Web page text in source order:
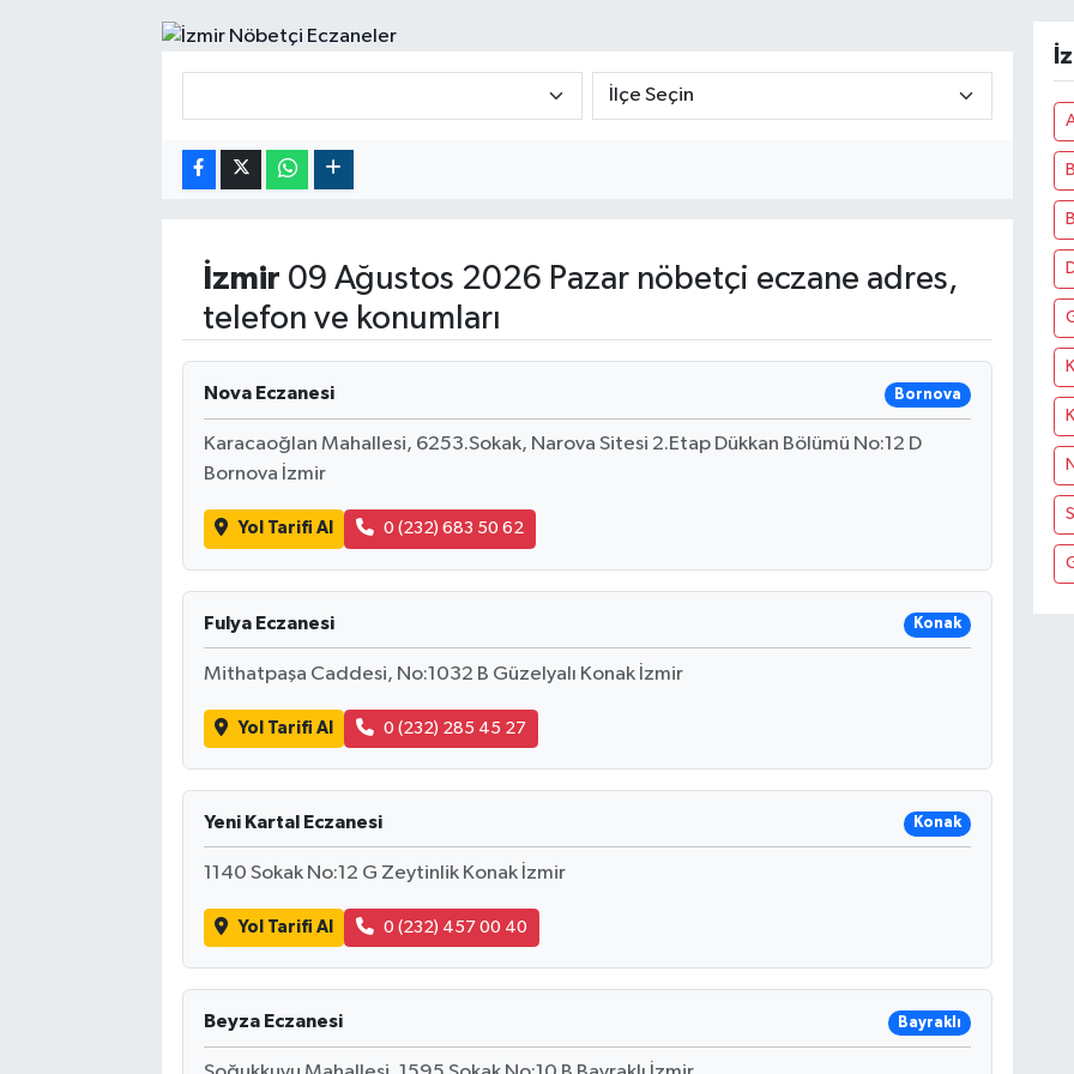
İzmir 09 Ağustos 2026 Pazar nöbetçi eczane adres,
telefon ve konumları
Nova Eczanesi Bornova
Karacaoğlan Mahallesi, 6253.Sokak, Narova Sitesi 2.Etap Dükkan Bölümü No:12 D
Bornova İzmir
Yol Tarifi Al 0 (232) 683 50 62
Fulya Eczanesi Konak
Mithatpaşa Caddesi, No:1032 B Güzelyalı Konak İzmir
Yol Tarifi Al 0 (232) 285 45 27
Yeni Kartal Eczanesi Konak
1140 Sokak No:12 G Zeytinlik Konak İzmir
Yol Tarifi Al 0 (232) 457 00 40
Beyza Eczanesi Bayraklı
RESMİ İLANLAR